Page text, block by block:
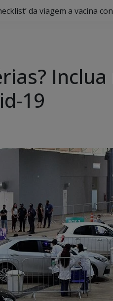
da viagem a vacina
Inclua
19